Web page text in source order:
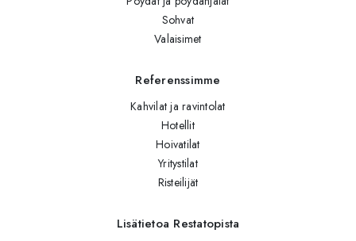
Sohvat
Valaisimet
Referenssimme
Kahvilat ja ravintolat
Hotellit
Hoivatilat
Yritystilat
Risteilijät
Lisätietoa Restatopista